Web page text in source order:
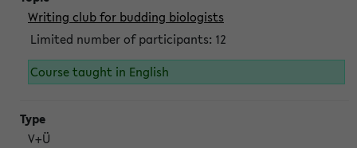
Writing club for budding biologists
Limited number of participants: 12
Course taught in English
V+Ü